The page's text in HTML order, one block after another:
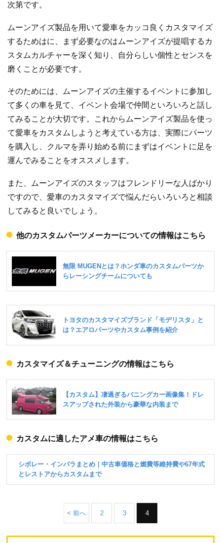
次第です。
ムーンアイズ製品を用いて愛車をカッコ良くカスタマイズ
するためはに、まず必要なのはムーンアイズが提唱するカ
スタムカルチャーを深く知り、自分らしい個性とセンスを
磨くことが必要です。
そのためには、ムーンアイズの主催するイベントに参加し
て多くの車を見て、イベント会場で仲間といろいろと話し
てみることが大切です。これからムーンアイズ製品を使っ
て愛車をカスタムしようと考えている方は、実際にパーツ
を購入し、クルマを弄り始める前にまずはイベントに足を
運んでみることをオススメします。
また、ムーンアイズのスタッフはフレンドリーな人ばかり
ですので、愛車のカスタマイズで悩んだらいろいろと相談
してみると良いでしょう。
他のカスタムパーツメーカーについての情報はこちら
カスタマイズ＆チューニングの情報はこちら
カスタムに適したアメ車の情報はこちら
< 前へ 2 3 4